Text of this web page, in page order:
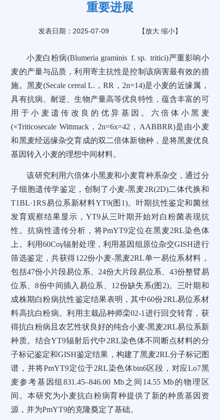
重要进展
发表日期：2025-07-09 【放大 缩小】
小麦白粉病(Blumeria graminis f. sp. tritici)严重影响小
麦的产量与品质，利用寄主抗性是控制该病害最有效的措
施。黑麦(Secale cereal L.，RR，2n=14)是小麦的近缘属，
具有抗病、耐逆、生物产量高等优良特性，蕴含丰富的可
用于小麦遗传改良的优异基因。六倍体小黑麦
(×Triticosecale Wittmack，2n=6x=42，AABBRR)是由小麦
和黑麦经远缘杂交育成的双二倍体新物种，是将黑麦优良
基因转入小麦的理想中间材料。
该研究利用六倍体小黑麦和小麦育种系杂交，通过分
子细胞遗传学鉴定，创制了小麦-黑麦2R(2D)二体代换和
T1BL·1RS易位系新材料YT9(图1)。叶期抗性鉴定和菌丝
发育观察结果显示，YT9从三叶期开始对白粉菌表现抗
性。抗病性遗传分析，将PmYT9定位在黑麦2RL染色体
上。利用60Coγ辐射处理，利用基因组原位杂交GISH进行
筛选鉴定，共获得122份小麦-黑麦2RL单一易位系材料，
包括47份小片段易位系、24份大片段易位系、43份整臂易
位系、8份中间插入易位系、12份缺失系(图2)。三叶期和
成株期白粉病抗性鉴定结果表明，其中60份2RL易位系材
料高抗白粉病。利用主栽品种师栾02-1进行回交转育，获
得抗白粉病且农艺性状良好的纯合小麦-黑麦2RL易位系新
种质。结合YT9辐射后代中2RL染色体不同断点材料的分
子标记鉴定和GISH鉴定结果，构建了黑麦2RL分子标记图
谱，并将PmYT9定位于2RL染色体bin6区段，对应Lo7黑
麦参考基因组831.45–846.00 Mb之间14.55 Mb的物理区
间。本研究为小麦抗白粉病育种提供了新的种质基因资
源，并为PmYT9的克隆奠定了基础。